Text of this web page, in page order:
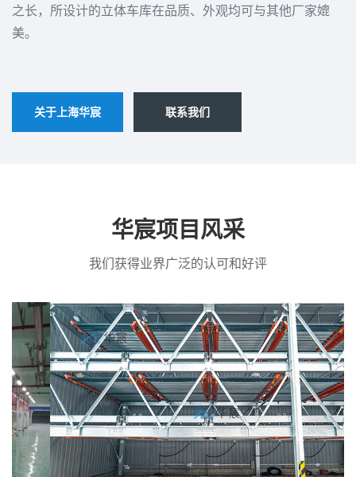
之长，所设计的立体车库在品质、外观均可与其他厂家媲
美。
关于上海华宸 联系我们
华宸项目风采
我们获得业界广泛的认可和好评